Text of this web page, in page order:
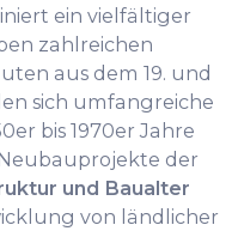
ein vielfältiger
zahlreichen
aus dem 19. und
sich umfangreiche
bis 1970er Jahre
der
und Baualter
von ländlicher